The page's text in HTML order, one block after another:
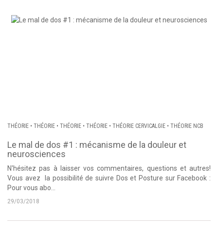
THÉORIE • THÉORIE • THÉORIE • THÉORIE • THÉORIE CERVICALGIE • THÉORIE NCB
Le mal de dos #1 : mécanisme de la douleur et
neurosciences
N'hésitez pas à laisser vos commentaires, questions et autres!
Vous avez la possibilité de suivre Dos et Posture sur Facebook :
Pour vous abo...
29/03/2018